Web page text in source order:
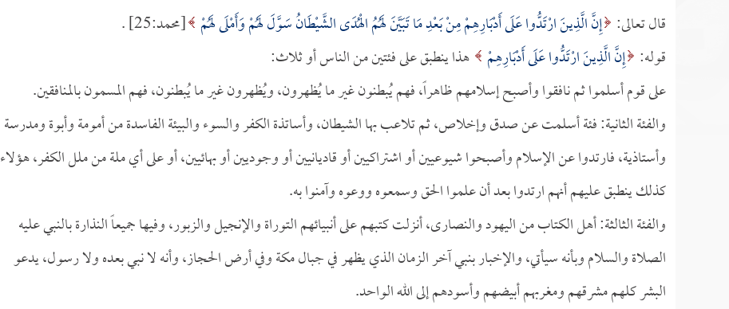
قال تعالى: إِنَّ الَّذِينَ ارْتَدُّوا عَلَى أَدْبَارِهِمْ مِنْ بَعْدِ مَا تَبَيَّنَ لَهُمُ الْهُدَى الشَّيْطَانُ سَوَّلَ لَهُمْ وَأَمْلَى لَهُمْ [محمد:25] .
قوله: إِنَّ الَّذِينَ ارْتَدُّوا عَلَى أَدْبَارِهِمْ هذا ينطبق على فئتين من الناس أو ثلاث:
على قوم أسلموا ثم نافقوا وأصبح إسلامهم ظاهراً، فهم يُبطنون غير ما يُظهرون، ويُظهرون غير ما يُبطنون، فهم المسمون بالمنافقين.
والفئة الثانية: فئة أسلمت عن صدق وإخلاص، ثم تلاعب بها الشيطان، وأساتذة الكفر والسوء والبيئة الفاسدة من أمومة وأبوة ومدرسة
وأستاذية، فارتدوا عن الإسلام وأصبحوا شيوعيين أو اشتراكيين أو قاديانيين أو وجوديين أو بهائيين، أو على أي ملة من ملل الكفر، هؤلاء
كذلك ينطبق عليهم أنهم ارتدوا بعد أن علموا الحق وسمعوه ووعوه وآمنوا به.
والفئة الثالثة: أهل الكتاب من اليهود والنصارى، أنزلت كتبهم على أنبيائهم التوراة والإنجيل والزبور، وفيها جميعاً النذارة بالنبي عليه
الصلاة والسلام وبأنه سيأتي، والإخبار بنبي آخر الزمان الذي يظهر في جبال مكة وفي أرض الحجاز، وأنه لا نبي بعده ولا رسول، يدعو
البشر كلهم مشرقهم ومغربهم أبيضهم وأسودهم إلى الله الواحد.